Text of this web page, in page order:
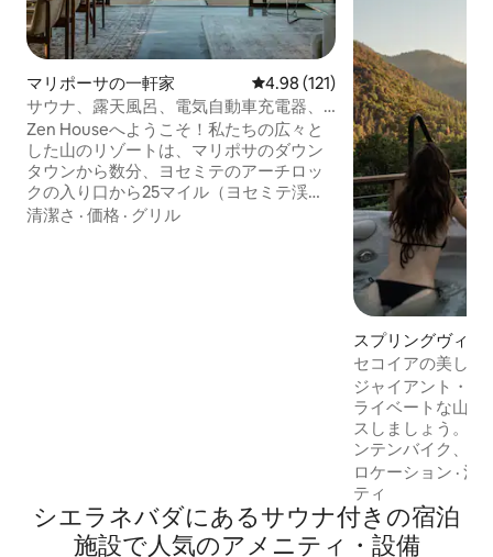
マリポーサの一軒家 レビュー121件、5つ星中4.98つ
4.98 (121)
サウナ、露天風呂、電気自動車充電器、
景色が楽しめるZen Yosemite
Zen Houseへようこそ！私たちの広々と
した山のリゾートは、マリポサのダウン
タウンから数分、ヨセミテのアーチロッ
クの入り口から25マイル（ヨセミテ渓谷
への最も直接的なルート！）に位置して
清潔さ · 価格 · グリル
スプリングヴィル
ウス
セコイアの美しい
パ、サウナ
ジャイアント・セ
ライベートな山腹
スしましょう。 巨人のハイキング、マウ
ンテンバイク、自
ドを楽しむため
使用してください
すこともできます。 5エーカー以上の
のプライベートな
ロケーション ·清
ティ
シエラネバダにあるサウナ付きの宿泊
施設で人気のアメニティ・設備